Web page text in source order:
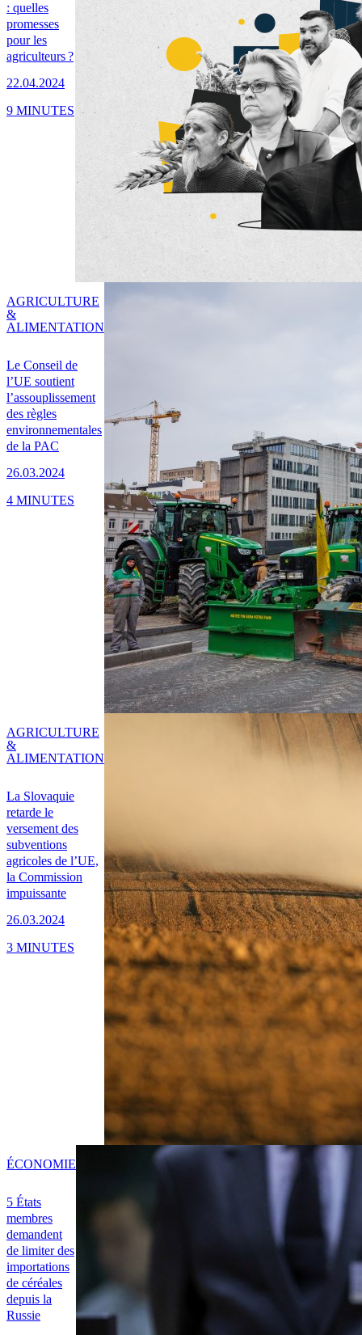
: quelles
promesses
pour les
agriculteurs ?
22.04.2024
9 MINUTES
Le Conseil de
l’UE soutient
l’assouplissement
des règles
environnementales
de la PAC
26.03.2024
AGRICULTURE
&
ALIMENTATION
4 MINUTES
La Slovaquie
retarde le
versement des
subventions
agricoles de l’UE,
la Commission
impuissante
26.03.2024
AGRICULTURE
&
ALIMENTATION
3 MINUTES
5 États
membres
demandent
de limiter des
importations
de céréales
depuis la
Russie
ÉCONOMIE